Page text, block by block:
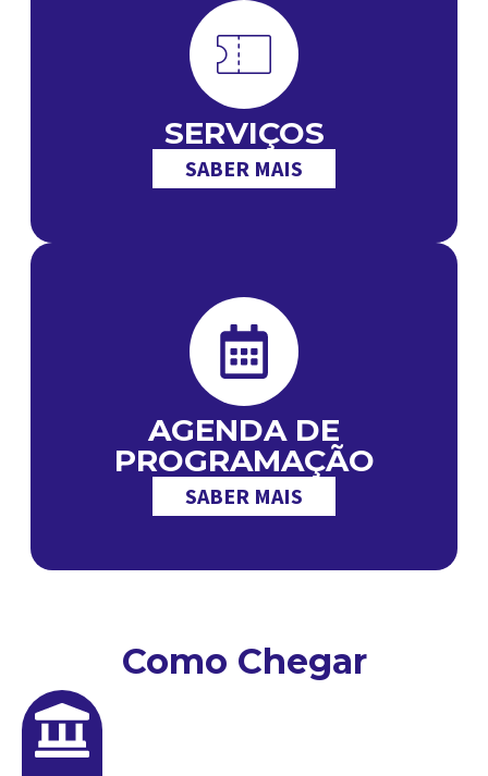
SERVIÇOS
SABER MAIS
AGENDA DE
PROGRAMAÇÃO
SABER MAIS
Como Chegar